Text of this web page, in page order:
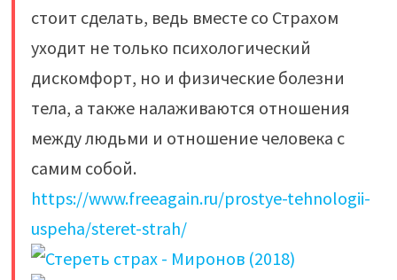
стоит сделать, ведь вместе со Страхом
уходит не только психологический
дискомфорт, но и физические болезни
тела, а также налаживаются отношения
между людьми и отношение человека с
самим собой.
https://www.freeagain.ru/prostye-tehnologii-
uspeha/steret-strah/